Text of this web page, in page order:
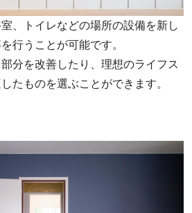
、トイレなどの場所の設備を新し
行うことが可能です。
分を改善したり、理想のライフス
たものを選ぶことができます。